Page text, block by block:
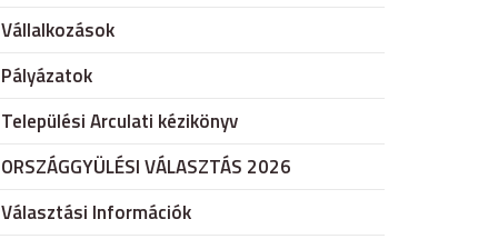
Vállalkozások
Pályázatok
Települési Arculati kézikönyv
ORSZÁGGYÜLÉSI VÁLASZTÁS 2026
Választási Információk